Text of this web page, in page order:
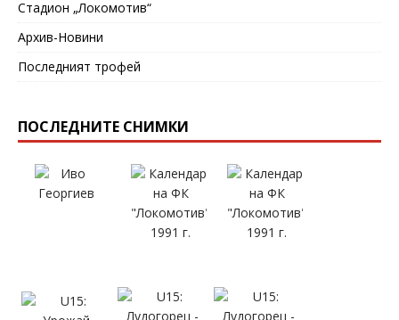
Стадион „Локомотив“
Архив-Новини
Последният трофей
ПОСЛЕДНИТЕ СНИМКИ